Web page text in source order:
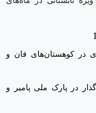
در کوهستان‌های فان و
گشت‌وگذار در پارک ملی پامیر و